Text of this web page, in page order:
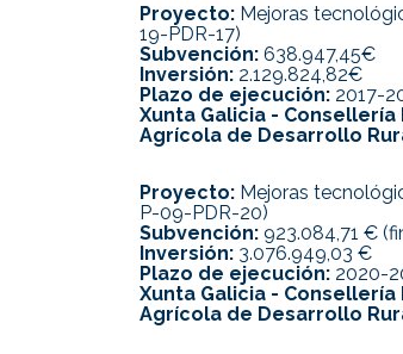
Proyecto: Mejoras
19-PDR-17)
Subvención: 638.947,45€
Inversión: 2.129.824,82€
Plazo de ejecución: 2017-
Xunta Galicia -
Agrícola de Desarrollo
Proyecto: Mejoras
P-09-PDR-20)
Subvención: 923.084,71 €
Inversión: 3.076.949,03 €
Plazo de ejecución: 2020-
Xunta Galicia -
Agrícola de Desarrollo